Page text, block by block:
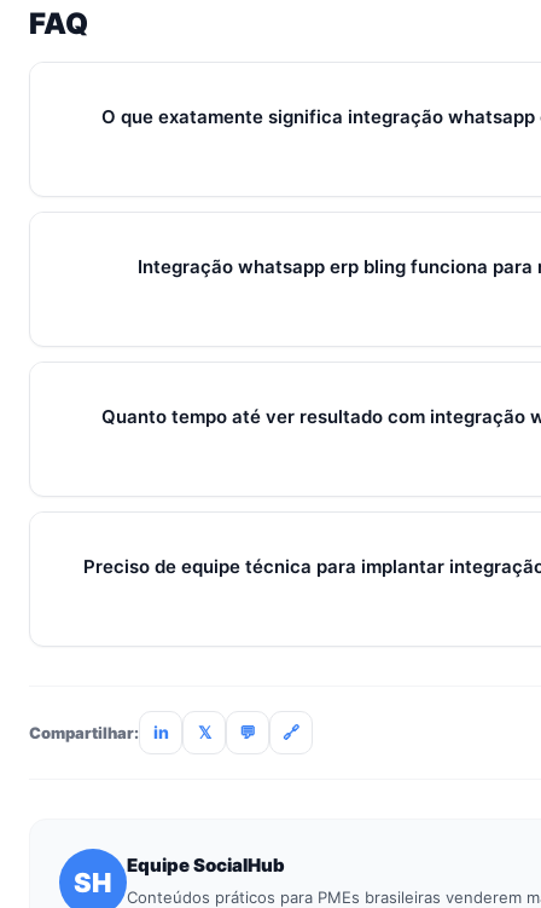
FAQ
O que exatamente significa integração whatsapp
Em 2026, integração whatsapp erp bling representa o
fluxo único. Em PMEs brasileiras, gira sempre em torno de
Integração whatsapp erp bling funciona para
Sim — e quanto antes melhor. Implantar integração
dias grátis sem cartão.
Quanto tempo até ver resultado com integração
Métricas de processo (tempo de resposta, follow-up)
Preciso de equipe técnica para implantar
Compartilhar: in 𝕏 💬 🔗
SH
Equipe SocialHub
Conteúdos práticos para PMEs brasileiras venderem